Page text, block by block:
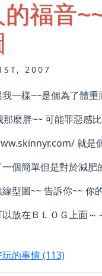
福音
2007
一樣~~是個為了體重
那麼胖~~ 可能罪惡感
就是
個簡單但是對於減肥
型圖~~ 告訴你~~ 你
以放在ＢＬＯＧ上面
玩的事情(113)